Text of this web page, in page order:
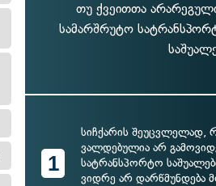
თუ ქვეითთა
სამარშრუტო
1
სიჩქარის შეუცვლელად,
ვალდებულია არ
სატრანსპორტო
ვიდრე არ დარწმუნდება